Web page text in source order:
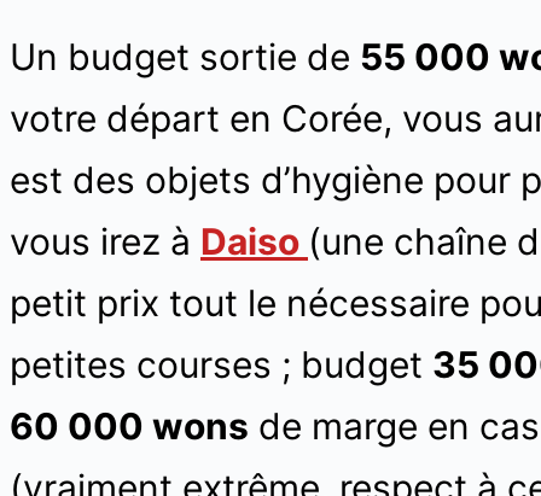
Un budget sortie de 55 000
votre départ en Corée, vous
est des objets d’hygiène pour
vous irez à Daiso (une chaîne
petit prix tout le nécessaire
petites courses ; budget 35
60 000 wons de marge en